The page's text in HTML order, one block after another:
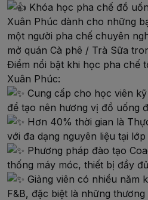
Khóa học pha chế đồ
Xuân Phúc dành cho những
một người pha chế chuyên
mở quán Cà phê / Trà Sữa
Điểm nổi bật khi học pha chế
Xuân Phúc:
Cung cấp cho học viên
để tạo nên hương vị đồ uống
Hơn 40% thời gian là
với đa dạng nguyên liệu tại lớp
Phương pháp đào tạo
thống máy móc, thiết bị đầy đủ
Giảng viên có nhiều năm
F&B, đặc biệt là những